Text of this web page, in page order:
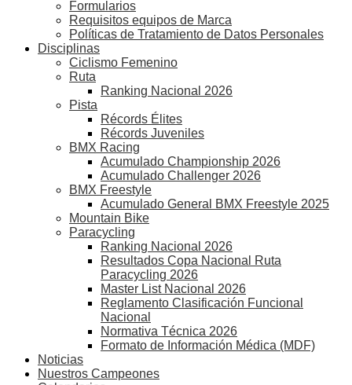
Formularios
Requisitos equipos de Marca
Políticas de Tratamiento de Datos Personales
Disciplinas
Ciclismo Femenino
Ruta
Ranking Nacional 2026
Pista
Récords Élites
Récords Juveniles
BMX Racing
Acumulado Championship 2026
Acumulado Challenger 2026
BMX Freestyle
Acumulado General BMX Freestyle 2025
Mountain Bike
Paracycling
Ranking Nacional 2026
Resultados Copa Nacional Ruta
Paracycling 2026
Master List Nacional 2026
Reglamento Clasificación Funcional
Nacional
Normativa Técnica 2026
Formato de Información Médica (MDF)
Noticias
Nuestros Campeones